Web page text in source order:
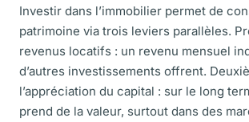
Investir dans l’immobilier permet de
patrimoine via trois leviers parallèles.
revenus locatifs : un revenu mensuel
d’autres investissements offrent.
l’appréciation du capital : sur le long
prend de la valeur, surtout dans des